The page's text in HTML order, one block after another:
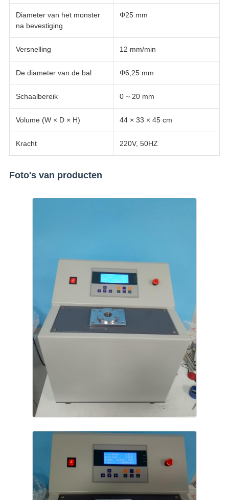
Diameter van het monster
na bevestiging
Φ25 mm
Versnelling 12 mm/min
De diameter van de bal Φ6,25 mm
Schaalbereik 0 ~ 20 mm
Volume (W × D × H) 44 × 33 × 45 cm
Kracht 220V, 50HZ
Foto's van producten